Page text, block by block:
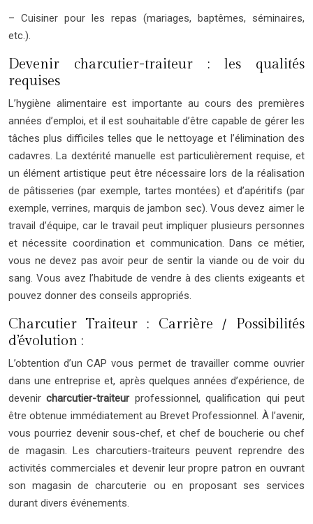
– Cuisiner pour les repas (mariages, baptêmes, séminaires,
etc.).
Devenir charcutier-traiteur : les qualités
requises
L’hygiène alimentaire est importante au cours des premières
années d’emploi, et il est souhaitable d’être capable de gérer les
tâches plus difficiles telles que le nettoyage et l’élimination des
cadavres. La dextérité manuelle est particulièrement requise, et
un élément artistique peut être nécessaire lors de la réalisation
de pâtisseries (par exemple, tartes montées) et d’apéritifs (par
exemple, verrines, marquis de jambon sec). Vous devez aimer le
travail d’équipe, car le travail peut impliquer plusieurs personnes
et nécessite coordination et communication. Dans ce métier,
vous ne devez pas avoir peur de sentir la viande ou de voir du
sang. Vous avez l’habitude de vendre à des clients exigeants et
pouvez donner des conseils appropriés.
Charcutier Traiteur : Carrière / Possibilités
d’évolution :
L’obtention d’un CAP vous permet de travailler comme ouvrier
dans une entreprise et, après quelques années d’expérience, de
devenircharcutier-traiteurprofessionnel, qualification qui peut
être obtenue immédiatement au Brevet Professionnel. À l’avenir,
vous pourriez devenir sous-chef, et chef de boucherie ou chef
de magasin. Les charcutiers-traiteurs peuvent reprendre des
activités commerciales et devenir leur propre patron en ouvrant
son magasin de charcuterie ou en proposant ses services
durant divers événements.